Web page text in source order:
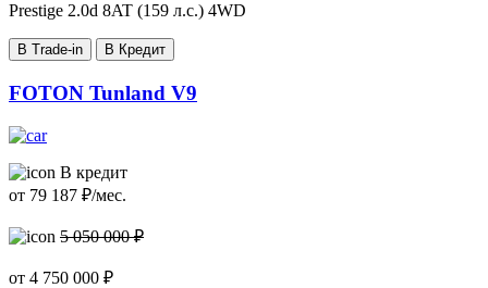
Prestige 2.0d 8AT (159 л.с.) 4WD
В Trade-in В Кредит
FOTON Tunland V9
В кредит
от 79 187 ₽/мес.
5 050 000 ₽
от 4 750 000 ₽